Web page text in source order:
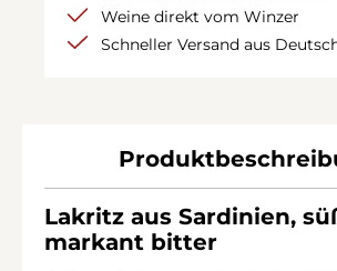
Weine direkt vom Winzer
Schneller Versand aus
Lakritz aus Sardinien,
markant bitter